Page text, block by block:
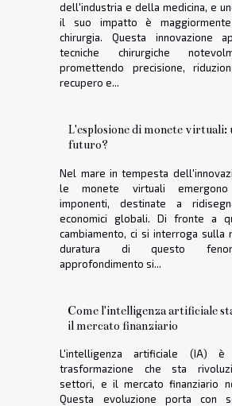
dell'industria e della medicina, e
il suo impatto è
chirurgia. Questa innovazione
tecniche chirurgiche
promettendo precisione,
recupero e...
L'esplosione di monete virtuali:
futuro?
Nel mare in tempesta
le monete virtuali
imponenti, destinate a
economici globali. Di fronte a
cambiamento, ci si interroga sulla
duratura di questo
approfondimento si...
Come l'intelligenza artificiale
il mercato finanziario
L'intelligenza artificiale (IA)
trasformazione che sta
settori, e il mercato finanziario
Questa evoluzione porta con